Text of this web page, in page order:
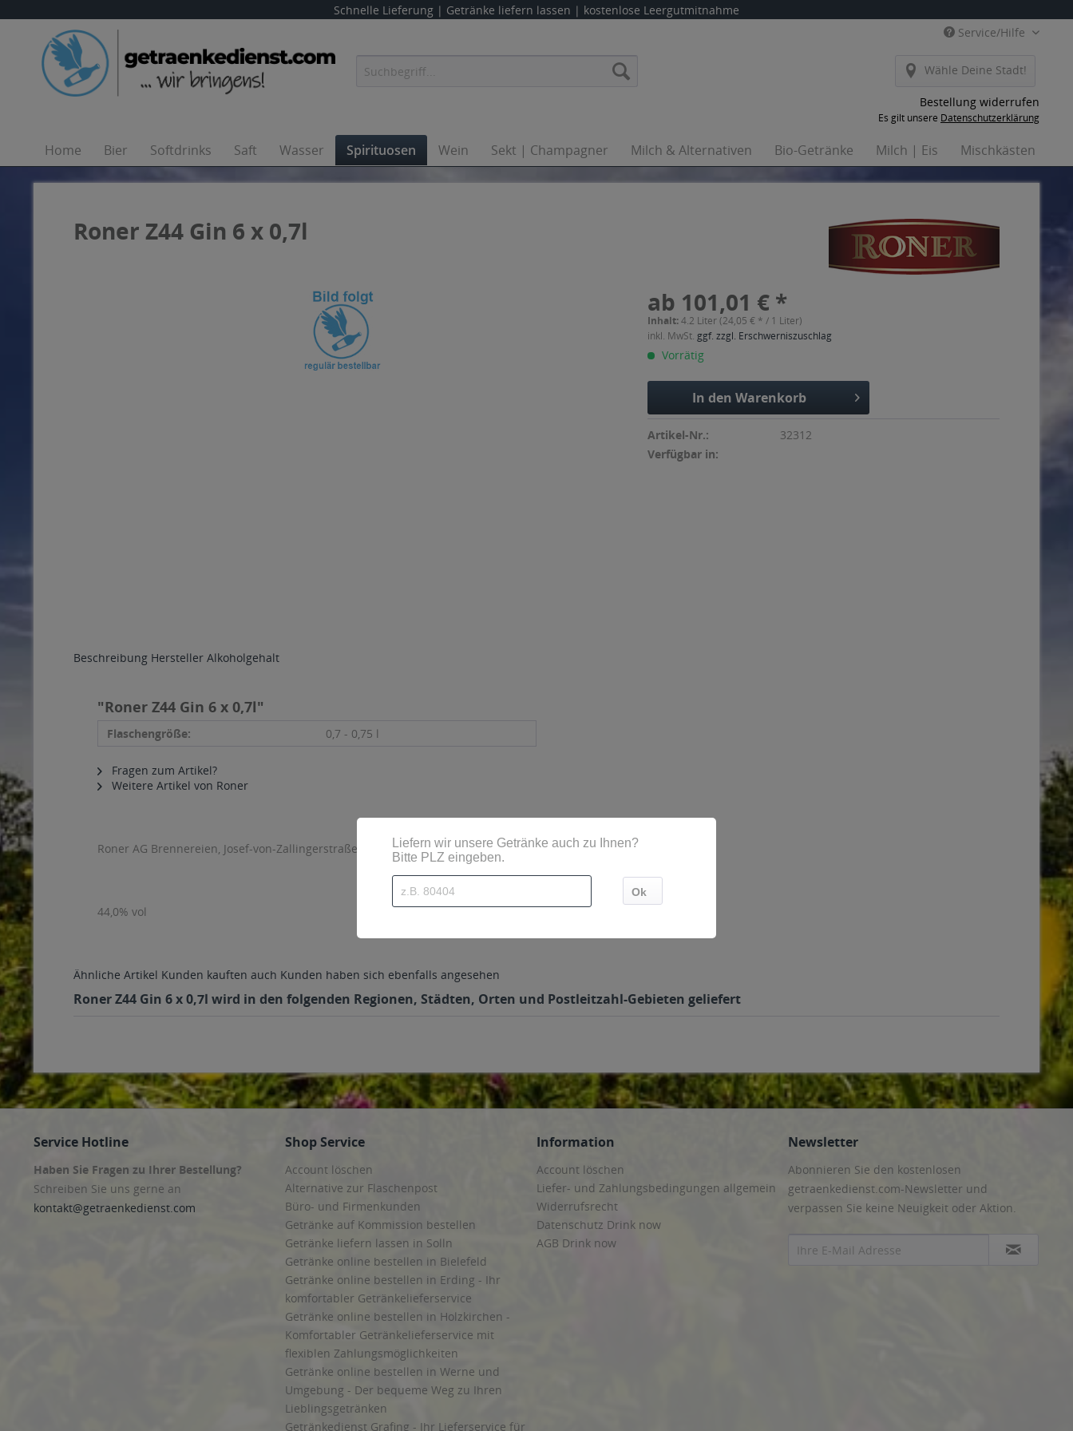
Schnelle Lieferung | Getränke liefern lassen | kostenlose Leergutmitnahme
Service/Hilfe
Wähle Deine Stadt!
Bestellung widerrufen
Es gilt unsere Datenschutzerklärung
Home Bier Softdrinks Saft Wasser Spirituosen Wein Sekt | Champagner Milch & Alternativen Bio-Getränke Milch | Eis Mischkästen
Roner Z44 Gin 6 x 0,7l
ab 101,01 € *
Inhalt:4.2 Liter (24,05 € * / 1 Liter)
inkl. MwSt. ggf. zzgl. Erschwerniszuschlag
Vorrätig
In den Warenkorb
Artikel-Nr.:
32312
Verfügbar in:
Beschreibung Hersteller Alkoholgehalt
"Roner Z44 Gin 6 x 0,7l"
Flaschengröße: 0,7 - 0,75 l
Fragen zum Artikel?
Weitere Artikel von Roner
Roner AG Brennereien, Josef-von-Zallingerstraße 44, 39040 Tramin (BZ)
44,0% vol
Ähnliche Artikel Kunden kauften auch Kunden haben sich ebenfalls angesehen
Roner Z44 Gin 6 x 0,7l wird in den folgenden Regionen, Städten, Orten und Postleitzahl-Gebieten geliefert
Service Hotline
Haben Sie Fragen zu Ihrer Bestellung?
Schreiben Sie uns gerne an
kontakt@getraenkedienst.com
Shop Service
Account löschen
Alternative zur Flaschenpost
Büro- und Firmenkunden
Getränke auf Kommission bestellen
Getränke liefern lassen in Solln
Getränke online bestellen in Bielefeld
Getränke online bestellen in Erding - Ihr
komfortabler Getränkelieferservice
Getränke online bestellen in Holzkirchen -
Komfortabler Getränkelieferservice mit
flexiblen Zahlungsmöglichkeiten
Getränke online bestellen in Werne und
Umgebung - Der bequeme Weg zu Ihren
Lieblingsgetränken
Getränkedienst Grafing - Ihr Lieferservice für
Information
Account löschen
Liefer- und Zahlungsbedingungen allgemein
Widerrufsrecht
Datenschutz Drink now
AGB Drink now
Newsletter
Abonnieren Sie den kostenlosen
getraenkedienst.com-Newsletter und
verpassen Sie keine Neuigkeit oder Aktion.